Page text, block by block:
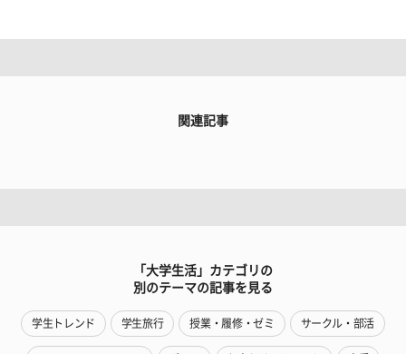
関連記事
「大学生活」カテゴリの
別のテーマの記事を見る
学生トレンド 学生旅行 授業・履修・ゼミ サークル・部活